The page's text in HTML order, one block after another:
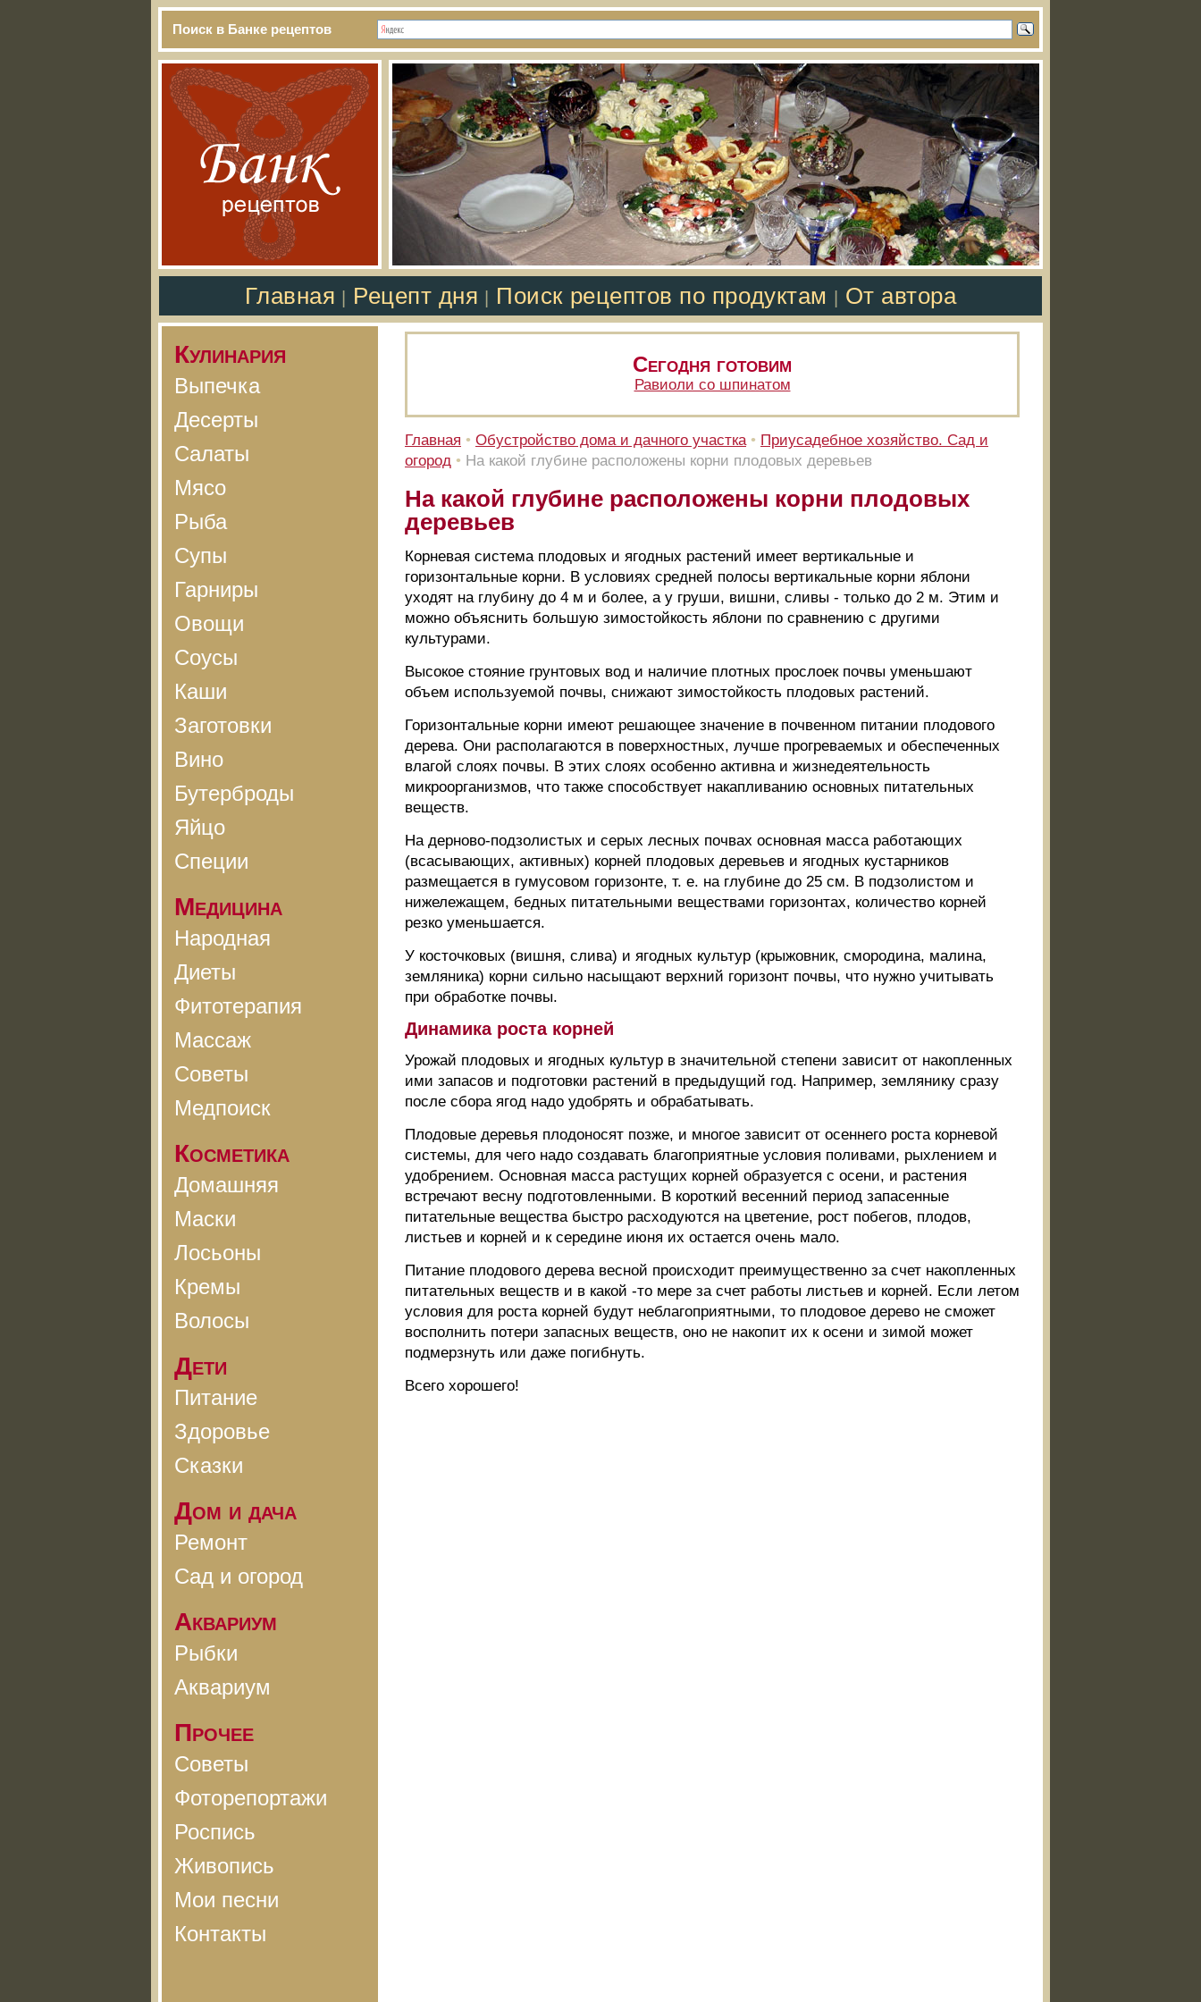
Поиск в Банке рецептов
Главная Рецепт дня Поиск рецептов по продуктам От автора
Кулинария
Выпечка
Десерты
Салаты
Мясо
Рыба
Супы
Гарниры
Овощи
Соусы
Каши
Заготовки
Вино
Бутерброды
Яйцо
Специи
Медицина
Народная
Диеты
Фитотерапия
Массаж
Советы
Медпоиск
Косметика
Домашняя
Маски
Лосьоны
Кремы
Волосы
Дети
Питание
Здоровье
Сказки
Дом и дача
Ремонт
Сад и огород
Аквариум
Рыбки
Аквариум
Прочее
Советы
Фоторепортажи
Роспись
Живопись
Мои песни
Контакты
Сегодня готовим
Равиоли со шпинатом
Главная • Обустройство дома и дачного участка • Приусадебное хозяйство. Сад и
огород • На какой глубине расположены корни плодовых деревьев
На какой глубине расположены корни плодовых
деревьев
Корневая система плодовых и ягодных растений имеет вертикальные и
горизонтальные корни. В условиях средней полосы вертикальные корни яблони
уходят на глубину до 4 м и более, а у груши, вишни, сливы - только до 2 м. Этим и
можно объяснить большую зимостойкость яблони по сравнению с другими
культурами.
Высокое стояние грунтовых вод и наличие плотных прослоек почвы уменьшают
объем используемой почвы, снижают зимостойкость плодовых растений.
Горизонтальные корни имеют решающее значение в почвенном питании плодового
дерева. Они располагаются в поверхностных, лучше прогреваемых и обеспеченных
влагой слоях почвы. В этих слоях особенно активна и жизнедеятельность
микроорганизмов, что также способствует накапливанию основных питательных
веществ.
На дерново-подзолистых и серых лесных почвах основная масса работающих
(всасывающих, активных) корней плодовых деревьев и ягодных кустарников
размещается в гумусовом горизонте, т. е. на глубине до 25 см. В подзолистом и
нижележащем, бедных питательными веществами горизонтах, количество корней
резко уменьшается.
У косточковых (вишня, слива) и ягодных культур (крыжовник, смородина, малина,
земляника) корни сильно насыщают верхний горизонт почвы, что нужно учитывать
при обработке почвы.
Динамика роста корней
Урожай плодовых и ягодных культур в значительной степени зависит от накопленных
ими запасов и подготовки растений в предыдущий год. Например, землянику сразу
после сбора ягод надо удобрять и обрабатывать.
Плодовые деревья плодоносят позже, и многое зависит от осеннего роста корневой
системы, для чего надо создавать благоприятные условия поливами, рыхлением и
удобрением. Основная масса растущих корней образуется с осени, и растения
встречают весну подготовленными. В короткий весенний период запасенные
питательные вещества быстро расходуются на цветение, рост побегов, плодов,
листьев и корней и к середине июня их остается очень мало.
Питание плодового дерева весной происходит преимущественно за счет накопленных
питательных веществ и в какой -то мере за счет работы листьев и корней. Если летом
условия для роста корней будут неблагоприятными, то плодовое дерево не сможет
восполнить потери запасных веществ, оно не накопит их к осени и зимой может
подмерзнуть или даже погибнуть.
Всего хорошего!